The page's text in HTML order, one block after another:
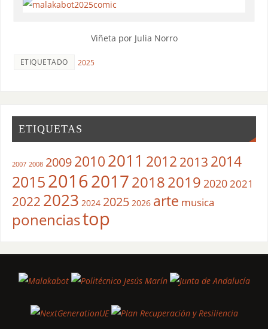
Viñeta por Julia Norro
ETIQUETADO 2025
ETIQUETAS
2007 2008 200920102011 2012 2013 2014
20152016201720182019 20202021
2022 2023 2024 2025 2026 arte musica
ponenciastop